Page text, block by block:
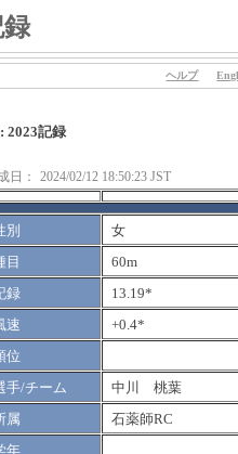
録
ヘルプ
2023記録
日： 2024/02/12 18:50:23 JST
別
女
目
60m
録
13.19*
速
+0.4*
位
手/チーム
中川 桃葉
属
石薬師RC
年